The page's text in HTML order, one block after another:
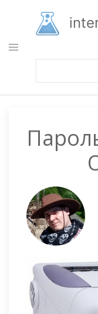
основному
содержанию